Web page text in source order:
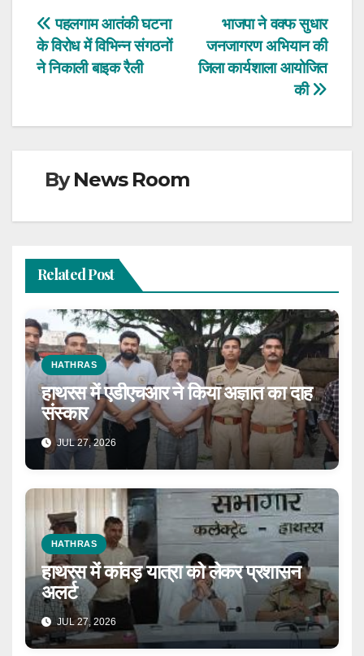
Post
navigation
भाजपा ने वक्फ सुधार
जनजागरण अभियान की
जिला कार्यशाला आयोजित
की
पहलगाम आतंकी घटना
के विरोध में विभिन्न संगठनों
ने निकाली बाइक रैली
ByNews Room
Related Post
HATHRAS
हाथरस में एडीएचआर ने किया अज्ञात का दाह
संस्कार
JUL 27, 2026
HATHRAS
हाथरस में कांवड़ यात्रा को लेकर प्रशासन
अलर्ट
JUL 27, 2026